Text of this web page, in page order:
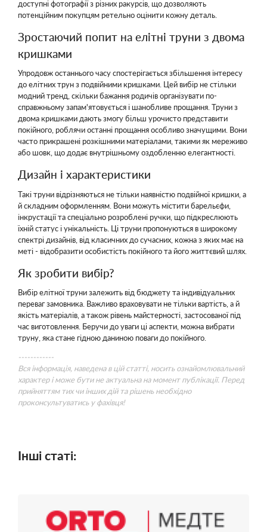
доступні фотографії з різних ракурсів, що дозволяють
потенційним покупцям ретельно оцінити кожну деталь.
Зростаючий попит на елітні труни з двома
кришками
Упродовж останнього часу спостерігається збільшення інтересу
до елітних трун з подвійними кришками. Цей вибір не стільки
модний тренд, скільки бажання родичів організувати по-
справжньому запам'ятовується і шанобливе прощання. Труни з
двома кришками дають змогу більш урочисто представити
покійного, роблячи останні прощання особливо значущими. Вони
часто прикрашені розкішними матеріалами, такими як мереживо
або шовк, що додає внутрішньому оздобленню елегантності.
Дизайн і характеристики
Такі труни відрізняються не тільки наявністю подвійної кришки, а
й складним оформленням. Вони можуть містити барельєфи,
інкрустації та спеціально розроблені ручки, що підкреслюють
їхній статус і унікальність. Ці труни пропонуються в широкому
спектрі дизайнів, від класичних до сучасних, кожна з яких має на
меті - відобразити особистість покійного та його життєвий шлях.
Як зробити вибір?
Вибір елітної труни залежить від бюджету та індивідуальних
переваг замовника. Важливо враховувати не тільки вартість, а й
якість матеріалів, а також рівень майстерності, застосованої під
час виготовлення. Беручи до уваги ці аспекти, можна вибрати
труну, яка стане гідною даниною поваги до покійного.
------------
Вся інформація, наведена в цій статті, носить ознайомлювальний
характер і може бути не актуальна на момент публікації. Перед
прийняттям тих чи інших дій та рішень необхідно
проконсультуватись у фахівця!
Інші статі: